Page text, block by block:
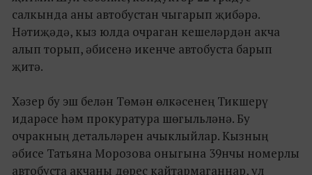
салкында аны автобустан чыгарып җибәрә.
Нәтиҗәдә, кыз юлда очраган кешеләрдән акча
алып торып, әбисенә икенче автобуста барып
җитә.
Хәзер бу эш белән Төмән өлкәсенең Тикшерү
идарәсе һәм прокуратура шөгыльләнә. Бу
очракның детальләрен ачыклыйлар. Кызның
әбисе Татьяна Морозова оныгына 39нчы номерлы
автобуста акчаны дөрес кайтармаганнар, ул